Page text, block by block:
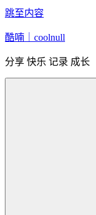
跳至内容
酷喃｜coolnull
分享 快乐 记录 成长